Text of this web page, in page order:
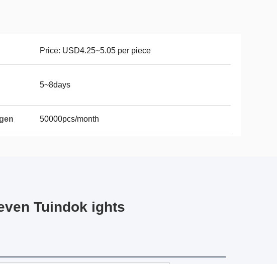
Price: USD4.25~5.05 per piece
5~8days
50000pcs/month
Tuindok ights